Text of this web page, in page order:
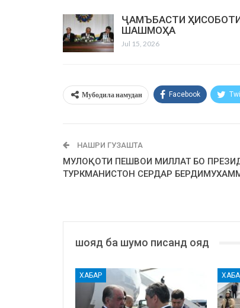
ҶАМЪБАСТИ
ШАШМОҲА
Jul 15, 2026
Мубодила намудан Facebook
НАШРИ ГУЗАШТА
МУЛОҚОТИ ПЕШВОИ МИЛЛАТ БО
ТУРКМАНИСТОН СЕРДАР
шояд ба шумо писанд ояд
ХАБАР